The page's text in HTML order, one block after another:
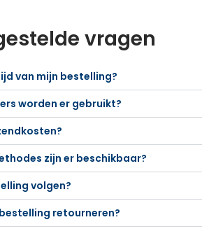
vragen
van mijn bestelling?
worden er gebruikt?
zijn er beschikbaar?
volgen?
retourneren?